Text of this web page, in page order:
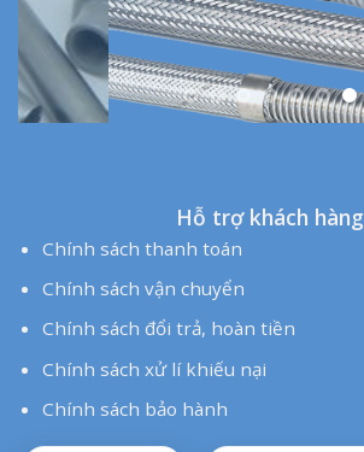
Hỗ trợ khách hàng
Chính sách thanh toán
Chính sách vận chuyển
Chính sách đổi trả, hoàn tiền
Chính sách xử lí khiếu nại
Chính sách bảo hành